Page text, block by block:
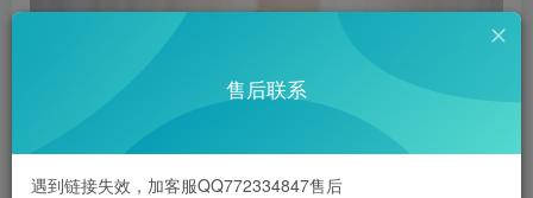
售后联系
遇到链接失效，加客服QQ772334847售后